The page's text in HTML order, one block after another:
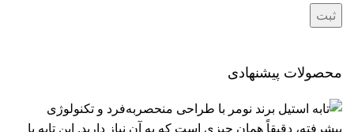
محصولات پیشنهادی